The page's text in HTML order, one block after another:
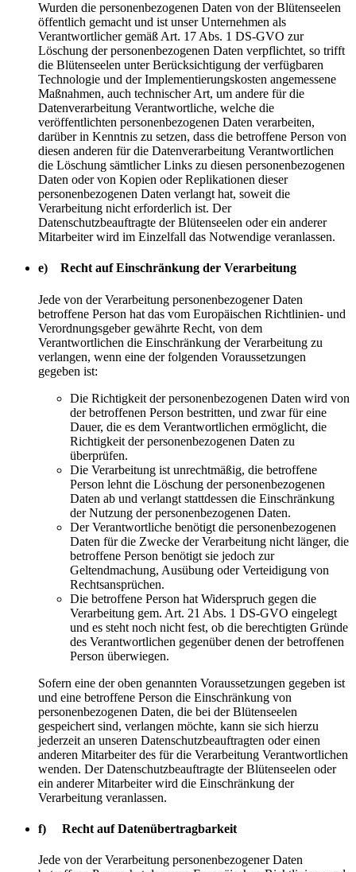
Wurden die personenbezogenen Daten von der Blütenseelen
öffentlich gemacht und ist unser Unternehmen als
Verantwortlicher gemäß Art. 17 Abs. 1 DS-GVO zur
Löschung der personenbezogenen Daten verpflichtet, so trifft
die Blütenseelen unter Berücksichtigung der verfügbaren
Technologie und der Implementierungskosten angemessene
Maßnahmen, auch technischer Art, um andere für die
Datenverarbeitung Verantwortliche, welche die
veröffentlichten personenbezogenen Daten verarbeiten,
darüber in Kenntnis zu setzen, dass die betroffene Person von
diesen anderen für die Datenverarbeitung Verantwortlichen
die Löschung sämtlicher Links zu diesen personenbezogenen
Daten oder von Kopien oder Replikationen dieser
personenbezogenen Daten verlangt hat, soweit die
Verarbeitung nicht erforderlich ist. Der
Datenschutzbeauftragte der Blütenseelen oder ein anderer
Mitarbeiter wird im Einzelfall das Notwendige veranlassen.
e) Recht auf Einschränkung der Verarbeitung
Jede von der Verarbeitung personenbezogener Daten
betroffene Person hat das vom Europäischen Richtlinien- und
Verordnungsgeber gewährte Recht, von dem
Verantwortlichen die Einschränkung der Verarbeitung zu
verlangen, wenn eine der folgenden Voraussetzungen
gegeben ist:
Die Richtigkeit der personenbezogenen Daten wird von
der betroffenen Person bestritten, und zwar für eine
Dauer, die es dem Verantwortlichen ermöglicht, die
Richtigkeit der personenbezogenen Daten zu
überprüfen.
Die Verarbeitung ist unrechtmäßig, die betroffene
Person lehnt die Löschung der personenbezogenen
Daten ab und verlangt stattdessen die Einschränkung
der Nutzung der personenbezogenen Daten.
Der Verantwortliche benötigt die personenbezogenen
Daten für die Zwecke der Verarbeitung nicht länger, die
betroffene Person benötigt sie jedoch zur
Geltendmachung, Ausübung oder Verteidigung von
Rechtsansprüchen.
Die betroffene Person hat Widerspruch gegen die
Verarbeitung gem. Art. 21 Abs. 1 DS-GVO eingelegt
und es steht noch nicht fest, ob die berechtigten Gründe
des Verantwortlichen gegenüber denen der betroffenen
Person überwiegen.
Sofern eine der oben genannten Voraussetzungen gegeben ist
und eine betroffene Person die Einschränkung von
personenbezogenen Daten, die bei der Blütenseelen
gespeichert sind, verlangen möchte, kann sie sich hierzu
jederzeit an unseren Datenschutzbeauftragten oder einen
anderen Mitarbeiter des für die Verarbeitung Verantwortlichen
wenden. Der Datenschutzbeauftragte der Blütenseelen oder
ein anderer Mitarbeiter wird die Einschränkung der
Verarbeitung veranlassen.
f) Recht auf Datenübertragbarkeit
Jede von der Verarbeitung personenbezogener Daten